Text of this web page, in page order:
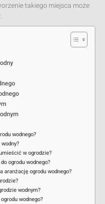
takiego miejsca może
wodnego?
w ogrodzie?
ogrodu wodnego?
aranżację ogrodu wodnego?
wodnym?
wodnego?